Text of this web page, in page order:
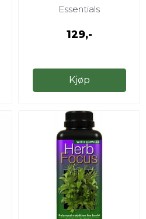
250ml
Essentials
129,-
Kjøp